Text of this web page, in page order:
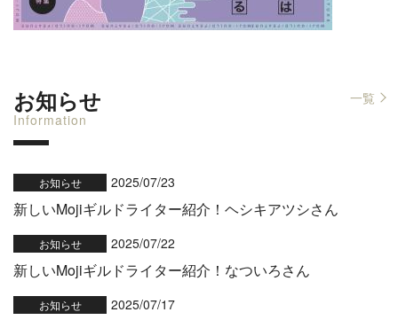
お知らせ
Information
一覧
お知らせ 2025/07/23
新しいMojiギルドライター紹介！ヘシキアツシさん
お知らせ 2025/07/22
新しいMojiギルドライター紹介！なついろさん
お知らせ 2025/07/17